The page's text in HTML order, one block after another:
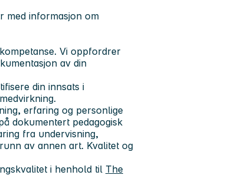
med informasjon om
Vi oppfordrer
av din
din innsats i
erfaring og personlige
dokumentert pedagogisk
fra undervisning,
av annen art. Kvalitet og
i henhold til The